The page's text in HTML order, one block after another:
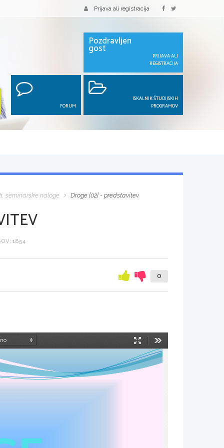
Prijava ali registracija
Pozdravljen
gost
PRIJAVA ALI
REGISTRACIJA
FORUM
ISKALNIK ŠTUDIJSKIH
PROGRAMOV
seminarske naloge Droge [02] - predstavitev
1854
0
Način
predstavitve